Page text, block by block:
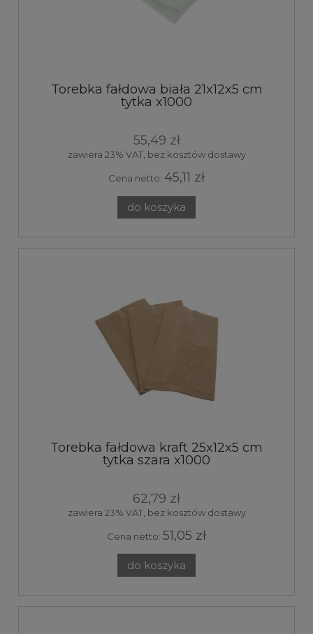
Torebka fałdowa biała 21x12x5 cm
tytka x1000
55,49 zł
zawiera 23% VAT, bez kosztów dostawy
Cena netto: 45,11 zł
do koszyka
Torebka fałdowa kraft 25x12x5 cm
tytka szara x1000
62,79 zł
zawiera 23% VAT, bez kosztów dostawy
Cena netto: 51,05 zł
do koszyka